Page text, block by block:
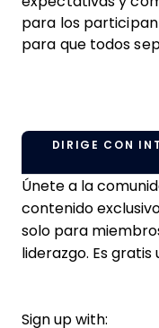
para los
para que todos
DIRIGE CON
Únete a la
contenido
solo para
liderazgo. Es gratis
Sign up with: